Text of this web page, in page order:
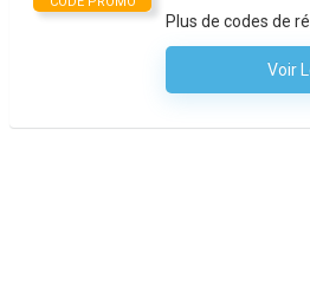
Plus de codes de
Voir
Aucun